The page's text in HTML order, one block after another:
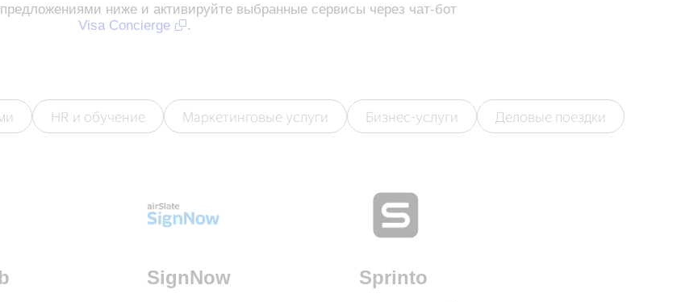
ниже и активируйте выбранные сервисы через чат-бот
Visa Concierge
.
HR и обучение Маркетинговые услуги Бизнес-услуги Деловые поездки
SignNow Sprinto